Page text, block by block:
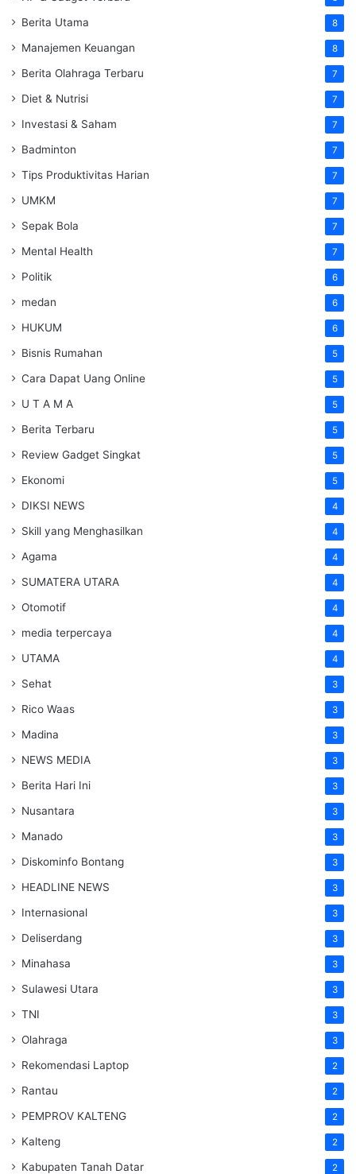
Berita Utama 8
Manajemen Keuangan 8
Berita Olahraga Terbaru 7
Diet & Nutrisi 7
Investasi & Saham 7
Badminton 7
Tips Produktivitas Harian 7
UMKM 7
Sepak Bola 7
Mental Health 7
Politik 6
medan 6
HUKUM 6
Bisnis Rumahan 5
Cara Dapat Uang Online 5
U T A M A 5
Berita Terbaru 5
Review Gadget Singkat 5
Ekonomi 5
DIKSI NEWS 4
Skill yang Menghasilkan 4
Agama 4
SUMATERA UTARA 4
Otomotif 4
media terpercaya 4
UTAMA 4
Sehat 3
Rico Waas 3
Madina 3
NEWS MEDIA 3
Berita Hari Ini 3
Nusantara 3
Manado 3
Diskominfo Bontang 3
HEADLINE NEWS 3
Internasional 3
Deliserdang 3
Minahasa 3
Sulawesi Utara 3
TNI 3
Olahraga 3
Rekomendasi Laptop 2
Rantau 2
PEMPROV KALTENG 2
Kalteng 2
Kabupaten Tanah Datar 2